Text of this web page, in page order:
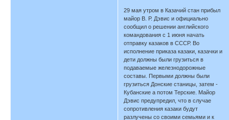
29 мая утром в Казачий стан прибыл
майор В. Р. Дэвис и официально
сообщил о решении английского
командования с 1 июня начать
отправку казаков в СССР. Во
исполнение приказа казаки, казачки и
дети должны были грузиться в
подаваемые железнодорожные
составы. Первыми должны были
грузиться Донские станицы, затем -
Кубанские а потом Терские. Майор
Дэвис предупредил, что в случае
сопротивления казаки будут
разлучены со своими семьями и к